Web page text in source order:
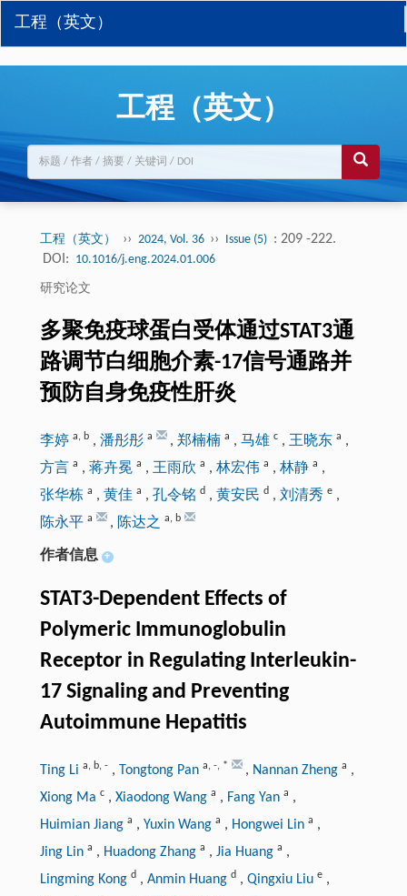
工程（英文）
工程（英文）
工程（英文） ›› 2024, Vol. 36 ›› Issue (5) : 209 -222.
DOI: 10.1016/j.eng.2024.01.006
研究论文
多聚免疫球蛋白受体通过STAT3通
路调节白细胞介素-17信号通路并
预防自身免疫性肝炎
李婷 a, b, 潘彤彤 a , 郑楠楠 a , 马雄 c, 王晓东 a ,
方言 a , 蒋卉冕 a , 王雨欣 a , 林宏伟 a , 林静 a ,
张华栋 a , 黄佳 a , 孔令铭 d, 黄安民 d, 刘清秀 e,
陈永平 a , 陈达之 a, b
作者信息 +
STAT3-Dependent Effects of
Polymeric Immunoglobulin
Receptor in Regulating Interleukin-
17 Signaling and Preventing
Autoimmune Hepatitis
Ting Li a, b, -, Tongtong Pan a, -, * , Nannan Zheng a ,
Xiong Ma c, Xiaodong Wang a , Fang Yan a ,
Huimian Jiang a , Yuxin Wang a , Hongwei Lin a ,
Jing Lin a , Huadong Zhang a , Jia Huang a ,
Lingming Kong d, Anmin Huang d, Qingxiu Liu e,